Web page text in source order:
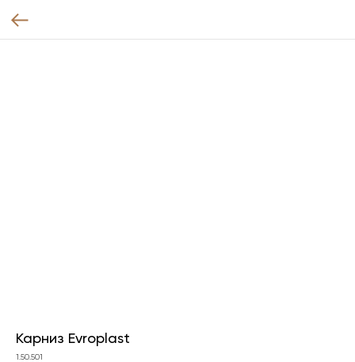
Карниз Evroplast
1.50.501